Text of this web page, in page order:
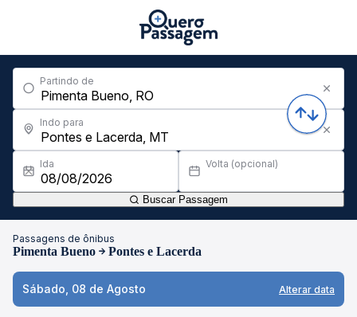
Partindo de
Indo para
Ida Volta (opcional)
Buscar Passagem
Passagens de ônibus
Pimenta Bueno Pontes e Lacerda
Sábado, 08 de Agosto Alterar data